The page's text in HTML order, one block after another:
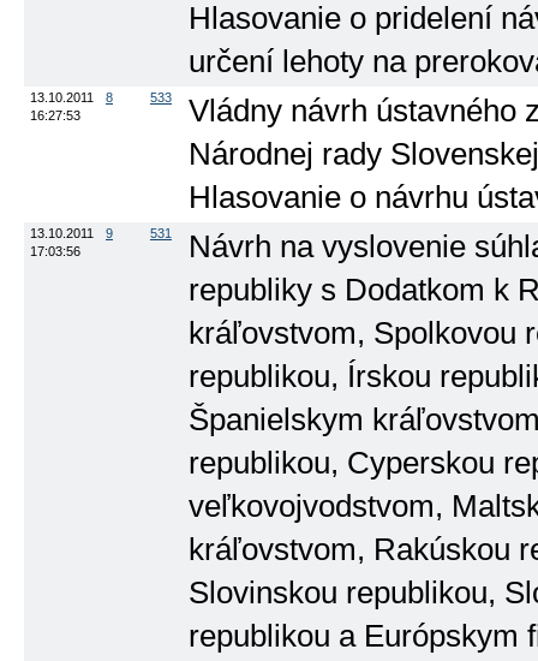
Hlasovanie o pridelení
určení lehoty na
13.10.2011
16:27:53
8 533
Vládny návrh ústavného
Národnej rady
Hlasovanie o návrhu
13.10.2011
17:03:56
9 531
Návrh na vyslovenie
republiky s Dodatkom k
kráľovstvom, Spolkovou
republikou, Írskou
Španielskym
republikou, Cyperskou
veľkovojvodstvom,
kráľovstvom, Rakúskou
Slovinskou republikou,
republikou a Európskym